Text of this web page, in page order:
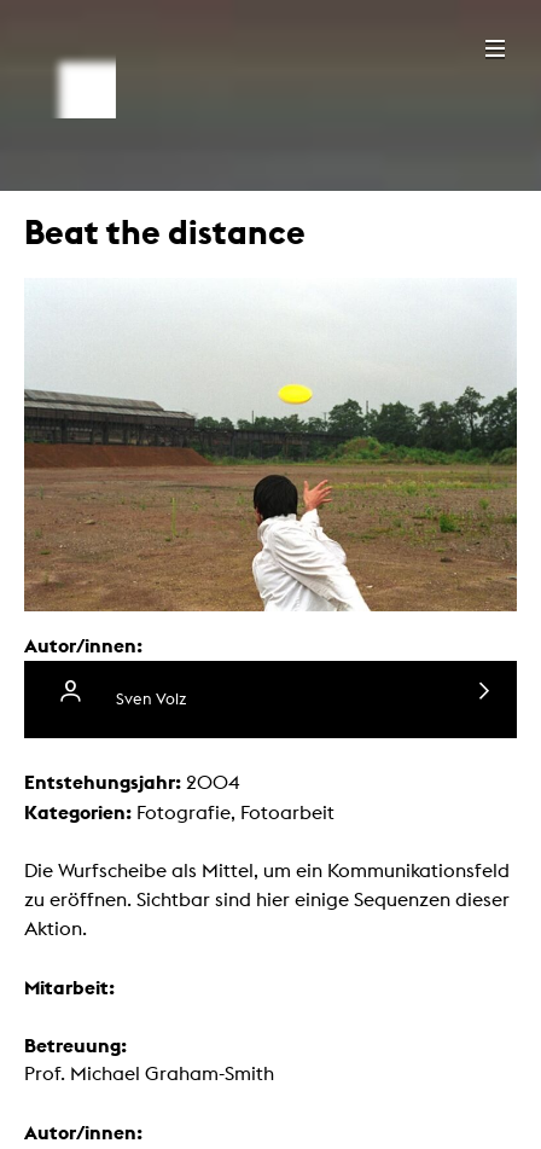
Beat the distance
Autor/innen:
Sven Volz
Entstehungsjahr: 2004
Kategorien: Fotografie, Fotoarbeit
Die Wurfscheibe als Mittel, um ein Kommunikationsfeld
zu eröffnen. Sichtbar sind hier einige Sequenzen dieser
Aktion.
Mitarbeit:
Betreuung:
Prof. Michael Graham-Smith
Autor/innen: